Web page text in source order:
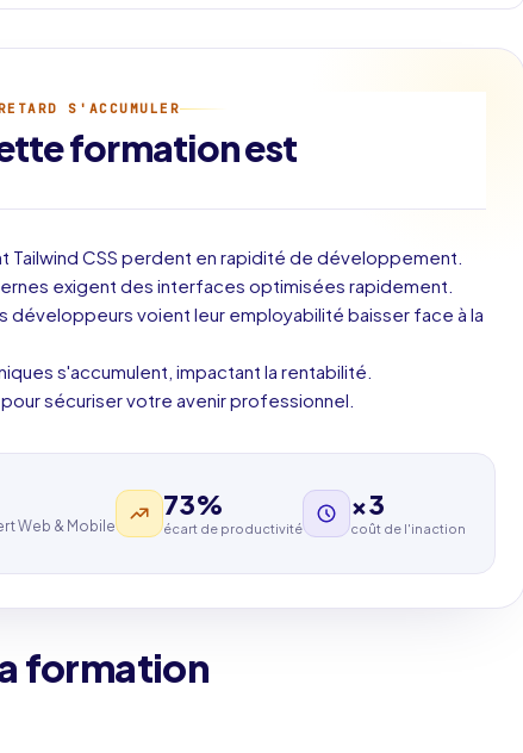
S'ACCUMULER
formation est
Tailwind CSS perdent en rapidité de développement.
exigent des interfaces optimisées rapidement.
développeurs voient leur employabilité baisser face à la
s'accumulent, impactant la rentabilité.
sécuriser votre avenir professionnel.
Web & Mobile
73%
écart de productivité
×3
coût de l'inaction
formation